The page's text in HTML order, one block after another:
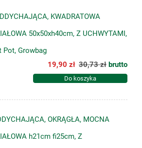
KWADRATOWA
50x50xh40cm, Z UCHWYTAMI,
Growbag
19,90 zł 30,73 zł brutto
Do koszyka
OKRĄGŁA, MOCNA
h21cm fi25cm, Z